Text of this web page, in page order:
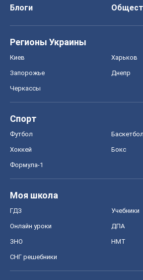
Блоги
Регионы Украины
Киев Харьков
Запорожье Днепр
Черкассы
Спорт
Футбол Баскетбол
Хоккей Бокс
Формула-1
Моя школа
ГДЗ Учебники
Онлайн уроки ДПА
ЗНО НМТ
СНГ решебники